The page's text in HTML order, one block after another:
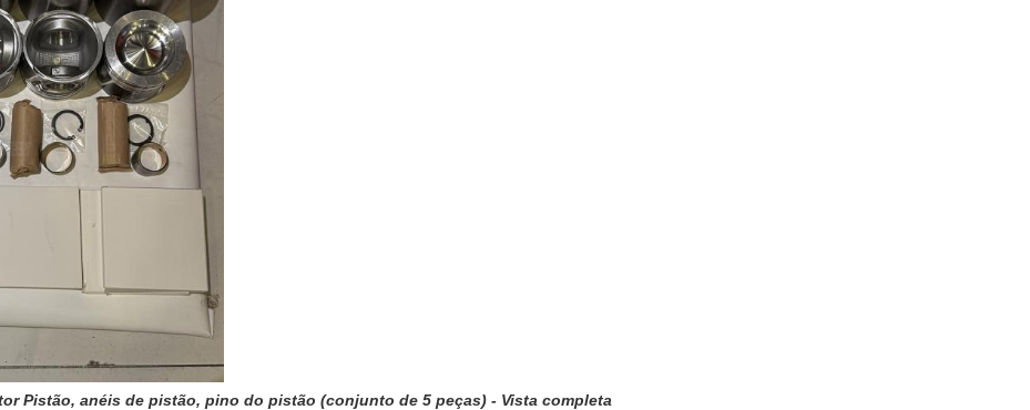
Pistão, anéis de pistão, pino do pistão (conjunto de 5 peças) - Vista completa